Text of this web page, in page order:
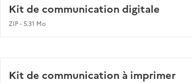
Kit de communication digitale
ZIP - 5.31 Mo
Kit de communication à imprimer